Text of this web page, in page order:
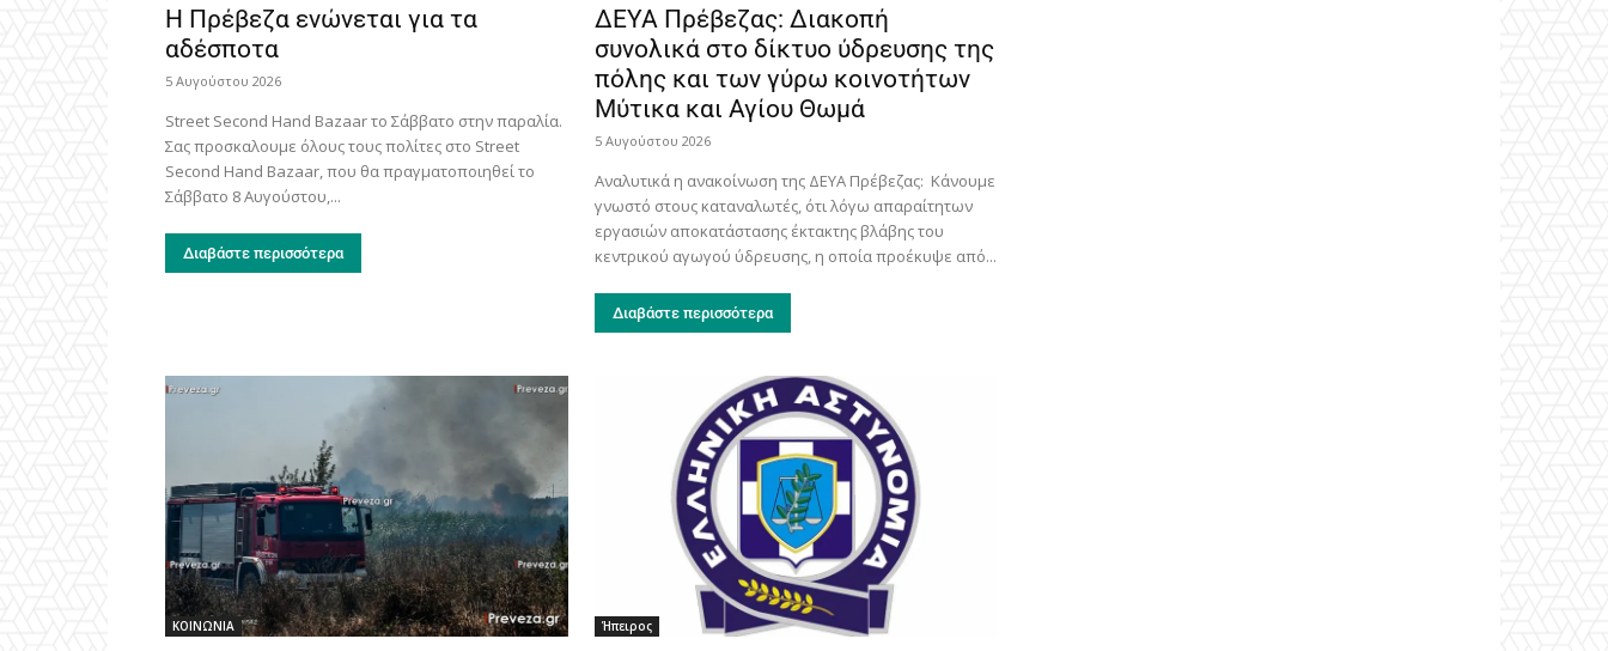
Η Πρέβεζα ενώνεται για τα
αδέσποτα
5 Αυγούστου 2026
Street Second Hand Bazaar το Σάββατο στην παραλία.
Σας προσκαλουμε όλους τους πολίτες στο Street
Second Hand Bazaar, που θα πραγματοποιηθεί το
Σάββατο 8 Αυγούστου,...
Διαβάστε περισσότερα
ΔΕΥΑ Πρέβεζας: Διακοπή
συνολικά στο δίκτυο ύδρευσης της
πόλης και των γύρω κοινοτήτων
Μύτικα και Αγίου Θωμά
5 Αυγούστου 2026
Αναλυτικά η ανακοίνωση της ΔΕΥΑ Πρέβεζας: Κάνουμε
γνωστό στους καταναλωτές, ότι λόγω απαραίτητων
εργασιών αποκατάστασης έκτακτης βλάβης του
κεντρικού αγωγού ύδρευσης, η οποία προέκυψε από...
Διαβάστε περισσότερα
ΚΟΙΝΩΝΙΑ Ήπειρος